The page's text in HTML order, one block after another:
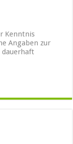
Kenntnis
Angaben zur
dauerhaft